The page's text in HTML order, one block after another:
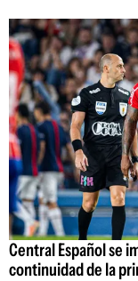
Central Español se
continuidad de la